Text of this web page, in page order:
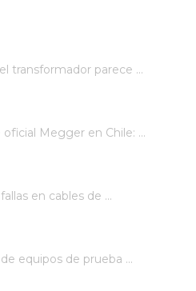
transformador parece ...
Megger en Chile: ...
en cables de ...
equipos de prueba ...